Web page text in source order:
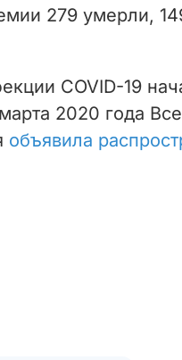
279 умерли,
COVID-19
2020 года
объявила